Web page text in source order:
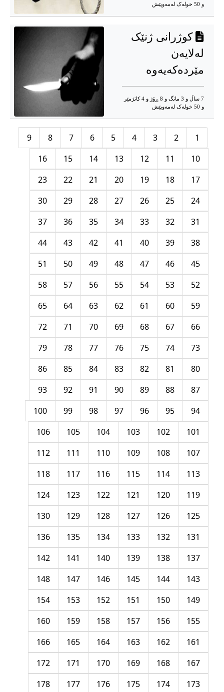
و 50 خوله‌ک له‌مه‌وپێش‌
کوژرانی ژنێک
لەلایەن
مێردەکەیەوە
7 ساڵ و 3 مانگ و 8 ڕۆژ و 4 کاتژمێر
و 50 خوله‌ک له‌مه‌وپێش‌
1
2
3
4
5
6
7
8
9
10
11
12
13
14
15
16
17
18
19
20
21
22
23
24
25
26
27
28
29
30
31
32
33
34
35
36
37
38
39
40
41
42
43
44
45
46
47
48
49
50
51
52
53
54
55
56
57
58
59
60
61
62
63
64
65
66
67
68
69
70
71
72
73
74
75
76
77
78
79
80
81
82
83
84
85
86
87
88
89
90
91
92
93
94
95
96
97
98
99
100
101
102
103
104
105
106
107
108
109
110
111
112
113
114
115
116
117
118
119
120
121
122
123
124
125
126
127
128
129
130
131
132
133
134
135
136
137
138
139
140
141
142
143
144
145
146
147
148
149
150
151
152
153
154
155
156
157
158
159
160
161
162
163
164
165
166
167
168
169
170
171
172
173
174
175
176
177
178